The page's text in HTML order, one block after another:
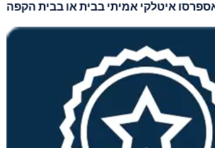
איטלקי אמיתי בבית או בבית הקפה